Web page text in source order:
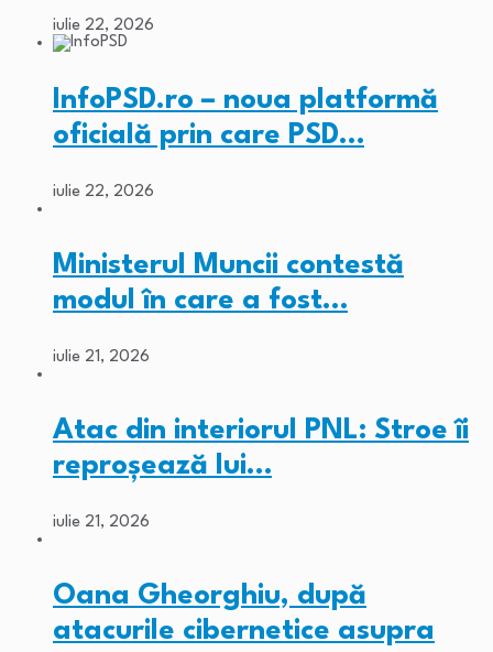
iulie 22, 2026
InfoPSD.ro – noua platformă
oficială prin care PSD…
iulie 22, 2026
Ministerul Muncii contestă
modul în care a fost…
iulie 21, 2026
Atac din interiorul PNL: Stroe îi
reproșează lui…
iulie 21, 2026
Oana Gheorghiu, după
atacurile cibernetice asupra